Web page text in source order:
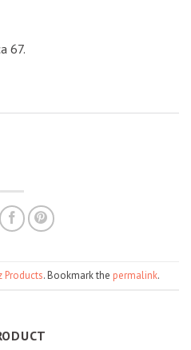
67.
Products. Bookmark the permalink.